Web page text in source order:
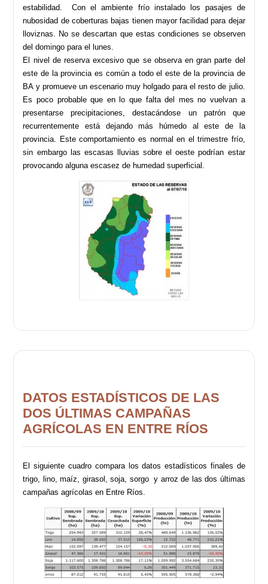
estabilidad. Con el ambiente frío instalado los pasajes de
nubosidad de coberturas bajas tienen mayor facilidad para dejar
lloviznas. No se descartan que estas condiciones se observen
del domingo para el lunes.
El nivel de reserva excesivo que se observa en gran parte del
este de la provincia es común a todo el este de la provincia de
BA y promueve un escenario muy holgado para el resto de julio.
Es poco probable que en lo que falta del mes no vuelvan a
presentarse precipitaciones, destacándose un patrón que
recurrentemente está dejando más húmedo al este de la
provincia. Este comportamiento es normal en el trimestre frío,
sin embargo las escasas lluvias sobre el oeste podrían estar
provocando alguna escasez de humedad superficial.
DATOS ESTADÍSTICOS DE LAS
DOS ÚLTIMAS CAMPAÑAS
AGRÍCOLAS EN ENTRE RÍOS
El siguiente cuadro compara los datos estadísticos finales de
trigo, lino, maíz, girasol, soja, sorgo y arroz de las dos últimas
campañas agrícolas en Entre Ríos.